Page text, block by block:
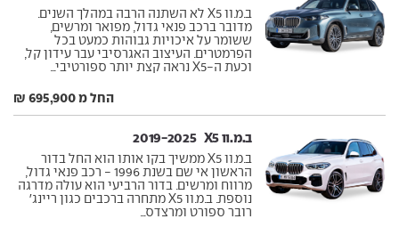
ב.מ.וו X5 לא השתנה הרבה במהלך השנים.
מדובר ברכב פנאי גדול, מפואר ומרשים,
ששומר על איכויות גבוהות כמעט בכל
הפרמטרים. העיצוב האגרסיבי עבר עידון קל,
וכעת ה-X5 נראה קצת יותר ספורטיבי...
החל מ 695,900 ₪
ב.מ.וו X5 ‏ 2019-2025
ב.מ.וו X5 ממשיך בקו אותו הוא החל בדור
הראשון אי שם בשנת 1996 - רכב פנאי גדול,
מרווח ומרשים. בדור הרביעי הוא עולה מדרגה
נוספת. ב.מ.וו X5 מתחרה ברכבים כגון ריינג'
רובר ספורט ומרצדס...